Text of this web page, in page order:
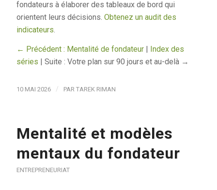
fondateurs à élaborer des tableaux de bord qui
orientent leurs décisions. Obtenez un audit des
indicateurs.
← Précédent : Mentalité de fondateur| Index des
séries | Suite : Votre plan sur 90 jours et au-delà →
10 MAI 2026 / PAR TAREK RIMAN
Mentalité et modèles
mentaux du fondateur
ENTREPRENEURIAT